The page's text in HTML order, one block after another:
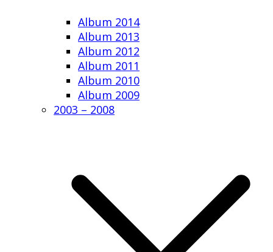
Album 2014
Album 2013
Album 2012
Album 2011
Album 2010
Album 2009
2003 – 2008